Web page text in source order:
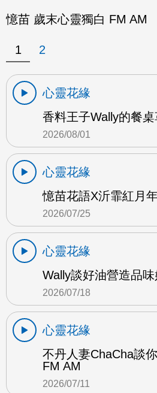
憶苗 歲末心靈獨白 FM AM
1 2
心靈花緣
香料王子Wally的餐
2026/08/01
心靈花緣
憶苗花語X沂霏紅月
2026/07/25
心靈花緣
Wally談好油營造品
2026/07/18
心靈花緣
不丹人妻ChaCha談
FM AM
2026/07/11